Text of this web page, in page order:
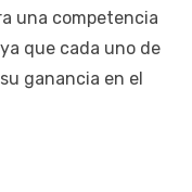
una competencia
que cada uno de
ganancia en el